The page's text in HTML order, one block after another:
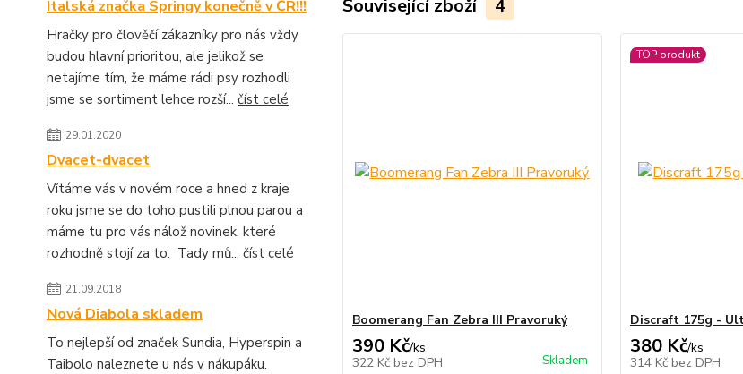
Italská značka Springy konečně v ČR!!!
Hračky pro člověčí zákazníky pro nás vždy
budou hlavní prioritou, ale jelikož se
netajíme tím, že máme rádi psy rozhodli
jsme se sortiment lehce rozší... číst celé
29.01.2020
Dvacet-dvacet
Vítáme vás v novém roce a hned z kraje
roku jsme se do toho pustili plnou parou a
máme tu pro vás nálož novinek, které
rozhodně stojí za to. Tady mů... číst celé
21.09.2018
Nová Diabola skladem
To nejlepší od značek Sundia, Hyperspin a
Taibolo naleznete u nás v nákupáku.
Související zboží 4
Boomerang Fan Zebra III Pravoruký
390 Kč/ks
322 Kč bez DPH Skladem
TOP produkt
Discraft 175g -
380 Kč/ks
314 Kč bez DPH